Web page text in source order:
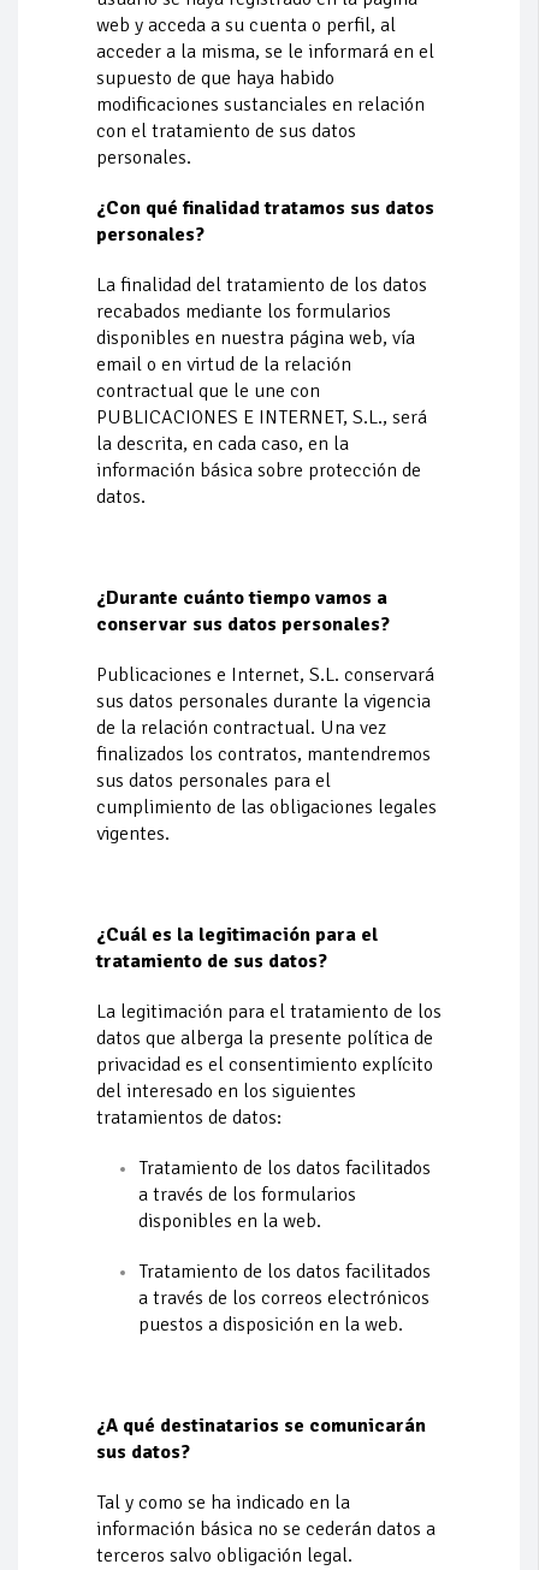
web y acceda a su cuenta o perfil, al
acceder a la misma, se le informará en el
supuesto de que haya habido
modificaciones sustanciales en relación
con el tratamiento de sus datos
personales.
¿Con qué finalidad tratamos sus datos
personales?
La finalidad del tratamiento de los datos
recabados mediante los formularios
disponibles en nuestra página web, vía
email o en virtud de la relación
contractual que le une con
PUBLICACIONES E INTERNET, S.L., será
la descrita, en cada caso, en la
información básica sobre protección de
datos.
¿Durante cuánto tiempo vamos a
conservar sus datos personales?
Publicaciones e Internet, S.L. conservará
sus datos personales durante la vigencia
de la relación contractual. Una vez
finalizados los contratos, mantendremos
sus datos personales para el
cumplimiento de las obligaciones legales
vigentes.
¿Cuál es la legitimación para el
tratamiento de sus datos?
La legitimación para el tratamiento de los
datos que alberga la presente política de
privacidad es el consentimiento explícito
del interesado en los siguientes
tratamientos de datos:
Tratamiento de los datos facilitados
a través de los formularios
disponibles en la web.
Tratamiento de los datos facilitados
a través de los correos electrónicos
puestos a disposición en la web.
¿A qué destinatarios se comunicarán
sus datos?
Tal y como se ha indicado en la
información básica no se cederán datos a
terceros salvo obligación legal.